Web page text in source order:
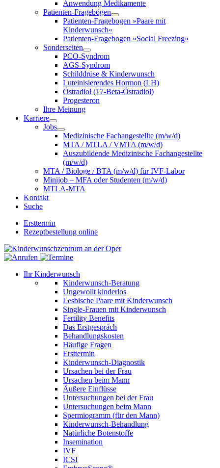
Anwendung Medikamente
Patienten-Fragebögen
Patienten-Fragebogen »Paare mit
Kinderwunsch«
Patienten-Fragebogen »Social Freezing«
Sonderseiten
PCO-Syndrom
AGS-Syndrom
Schilddrüse & Kinderwunsch
Luteinisierendes Hormon (LH)
Östradiol (17-Beta-Östradiol)
Progesteron
Ihre Meinung
Karriere
Jobs
Medizinische Fachangestellte (m/w/d)
MTA / MTLA / VMTA (m/w/d)
Auszubildende Medizinische Fachangestellte
(m/w/d)
MTA / Biologe / BTA (m/w/d) für IVF-Labor
Minijob – MFA oder Studenten (m/w/d)
MTLA-MTA
Kontakt
Suche
Ersttermin
Rezeptbestellung online
Ihr Kinderwunsch
Kinderwunsch-Beratung
Ungewollt kinderlos
Lesbische Paare mit Kinderwunsch
Single-Frauen mit Kinderwunsch
Fertility Benefits
Das Erstgespräch
Behandlungskosten
Häufige Fragen
Ersttermin
Kinderwunsch-Diagnostik
Ursachen bei der Frau
Ursachen beim Mann
Äußere Einflüsse
Untersuchungen bei der Frau
Untersuchungen beim Mann
Spermiogramm (für den Mann)
Kinderwunsch-Behandlung
Natürliche Botenstoffe
Insemination
IVF
ICSI